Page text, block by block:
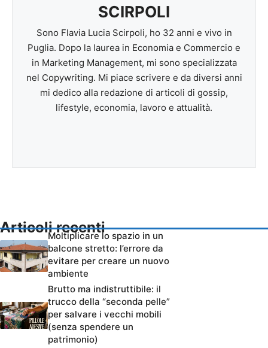
SCIRPOLI
Sono Flavia Lucia Scirpoli, ho 32 anni e vivo in
Puglia. Dopo la laurea in Economia e Commercio e
in Marketing Management, mi sono specializzata
nel Copywriting. Mi piace scrivere e da diversi anni
mi dedico alla redazione di articoli di gossip,
lifestyle, economia, lavoro e attualità.
Articoli recenti
Moltiplicare lo spazio in un
balcone stretto: l’errore da
evitare per creare un nuovo
ambiente
Brutto ma indistruttibile: il
trucco della “seconda pelle”
per salvare i vecchi mobili
(senza spendere un
patrimonio)